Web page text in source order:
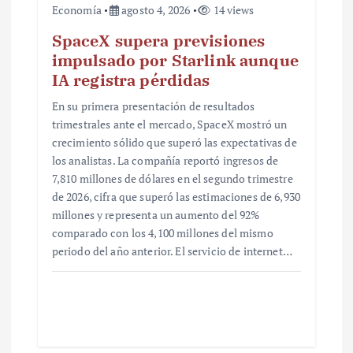
Economía agosto 4, 2026 14 views
SpaceX supera previsiones
impulsado por Starlink aunque
IA registra pérdidas
En su primera presentación de resultados
trimestrales ante el mercado, SpaceX mostró un
crecimiento sólido que superó las expectativas de
los analistas. La compañía reportó ingresos de
7,810 millones de dólares en el segundo trimestre
de 2026, cifra que superó las estimaciones de 6,930
millones y representa un aumento del 92%
comparado con los 4,100 millones del mismo
periodo del año anterior. El servicio de internet…